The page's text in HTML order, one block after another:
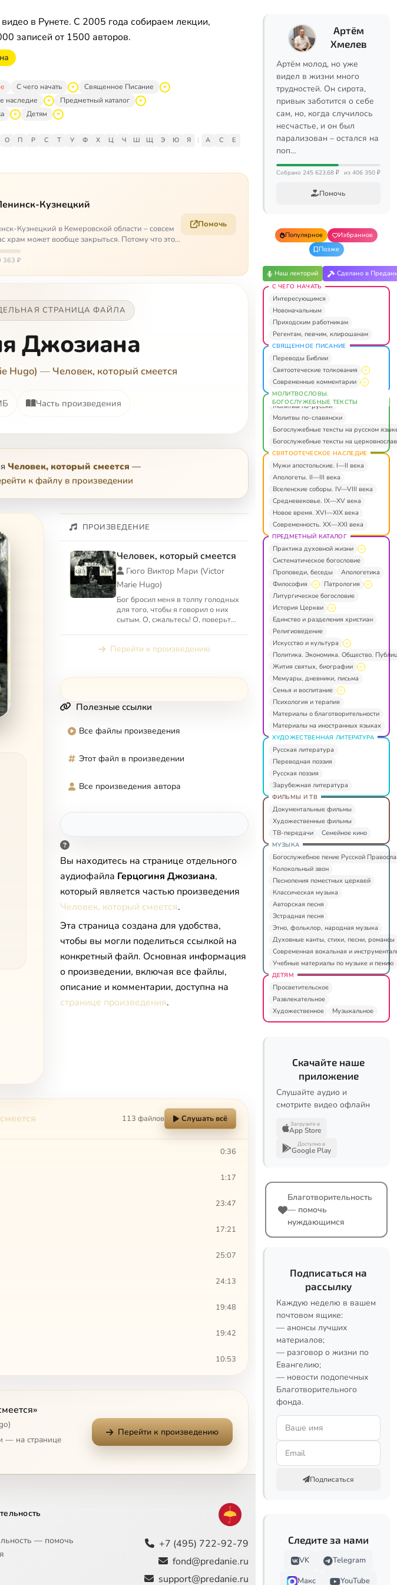
в Рунете. С 2005 года собираем лекции,
записей от 1500 авторов.
С чего начать
Священное Писание
наследие
Предметный каталог
Детям
О П Р С Т У Ф Х Ц Ч Ш Щ Э Ю Я | A C
E
Кузнецкий
Кузнецкий в Кемеровской области – совсем
храм может вообще закрыться. Потому что это
363 ₽
Помочь
СТРАНИЦА ФАЙЛА
Джозиана
Hugo) — Человек, который смеется
Часть произведения
Человек, который смеется —
к файлу в произведении
ПРОИЗВЕДЕНИЕ
Человек, который смеется
Гюго Виктор Мари (Victor
Marie Hugo)
Бог бросил меня в толпу голодных
для того, чтобы я говорил о них
сытым. О, сжальтесь! О, поверьте,
Перейти к произведению
Полезные ссылки
Все файлы произведения
Этот файл в произведении
Все произведения автора
Вы находитесь на странице отдельного
аудиофайла Герцогиня Джозиана,
который является частью произведения
Человек, который смеется.
Эта страница создана для удобства,
чтобы вы могли поделиться ссылкой на
конкретный файл. Основная информация
о произведении, включая все файлы,
описание и комментарии, доступна на
странице произведения.
113 файлов Слушать всё
0:36
1:17
23:47
17:21
25:07
24:13
19:48
19:42
10:53
16:25
10:27
15:15
11:24
— на странице
Перейти к произведению
— помочь
+7 (495) 722-92-79
fond@predanie.ru
support@predanie.ru
Артём
Хмелев
Артём молод, но уже
видел в жизни много
трудностей. Он сирота,
привык заботится о себе
сам, но, когда случилось
несчастье, и он был
парализован – остался на
поп…
Собрано 245 623,68 ₽ из 406 350 ₽
Помочь
Популярное
Избранное
Позже
Наш лекторий Сделано в
С ЧЕГО НАЧАТЬ
Интересующимся
Новоначальным
Приходским работникам
Регентам, певчим, клирошанам
СВЯЩЕННОЕ ПИСАНИЕ
Переводы Библии
Святоотеческие толкования
Современные комментарии
МОЛИТВОСЛОВЫ.
БОГОСЛУЖЕБНЫЕ ТЕКСТЫ
Молитвы по-русски
Молитвы по-славянски
Богослужебные тексты на русском
Богослужебные тексты на
СВЯТООТЕЧЕСКОЕ НАСЛЕДИЕ
Мужи апостольские. I—II века
Апологеты. II—III века
Вселенские соборы. IV—VIII века
Средневековье. IX—XV века
Новое время. XVI—XIX века
Современность. XX—XXI века
ПРЕДМЕТНЫЙ КАТАЛОГ
Практика духовной жизни
Систематическое богословие
Проповеди, беседы
Апологетика
Философия
Патрология
Литургическое богословие
История Церкви
Единство и разделения христиан
Религиоведение
Искусство и культура
Политика. Экономика. Общество.
Жития святых, биографии
Мемуары, дневники, письма
Семья и воспитание
Психология и терапия
Материалы о благотворительности
Материалы на иностранных языках
ХУДОЖЕСТВЕННАЯ ЛИТЕРАТУРА
Русская литература
Переводная поэзия
Русская поэзия
Зарубежная литература
ФИЛЬМЫ И ТВ
Документальные фильмы
Художественные фильмы
ТВ-передачи
Семейное кино
МУЗЫКА
Богослужебное пение Русской
Колокольный звон
Песнопения поместных церквей
Классическая музыка
Авторская песня
Эстрадная песня
Этно, фольклор, народная музыка
Духовные канты, стихи, песни, романсы
Современная вокальная и
Учебные материалы по музыке и пению
ДЕТЯМ
Просветительское
Развлекательное
Художественное
Музыкальное
Скачайте наше
приложение
Слушайте аудио и
смотрите видео офлайн
Загрузите в
App Store
Доступно в
Google Play
Благотворительность
— помочь
нуждающимся
Подписаться на
рассылку
Каждую неделю в вашем
почтовом ящике:
— анонсы лучших
материалов;
— разговор о жизни по
Евангелию;
— новости подопечных
Благотворительного
фонда.
Подписаться
Следите за нами
VK
Telegram
Макс
YouTube